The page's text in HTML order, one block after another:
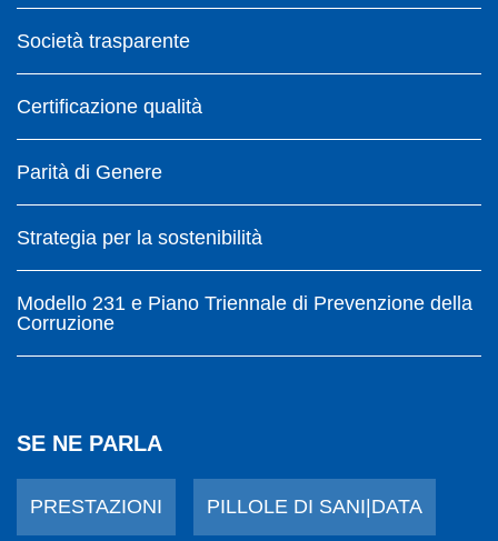
Società trasparente
Certificazione qualità
Parità di Genere
Strategia per la sostenibilità
Modello 231 e Piano Triennale di Prevenzione della
Corruzione
SE NE PARLA
PRESTAZIONI PILLOLE DI SANI|DATA